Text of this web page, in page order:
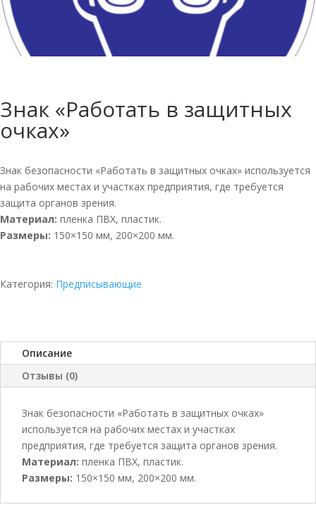
Знак «Работать в защитных
очках»
Знак безопасности «Работать в защитных очках» используется
на рабочих местах и участках предприятия, где требуется
защита органов зрения.
Материал: пленка ПВХ, пластик.
Размеры: 150×150 мм, 200×200 мм.
Категория: Предписывающие
Описание
Отзывы (0)
Знак безопасности «Работать в защитных очках»
используется на рабочих местах и участках
предприятия, где требуется защита органов зрения.
Материал: пленка ПВХ, пластик.
Размеры: 150×150 мм, 200×200 мм.